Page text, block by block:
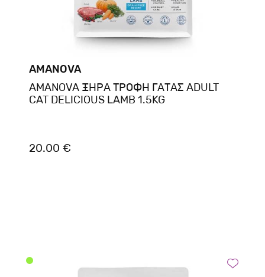
AMANOVA
AMANOVA ΞΗΡΑ ΤΡΟΦΗ ΓΑΤΑΣ ADULT
CAT DELICIOUS LAMB 1.5KG
20.00 €